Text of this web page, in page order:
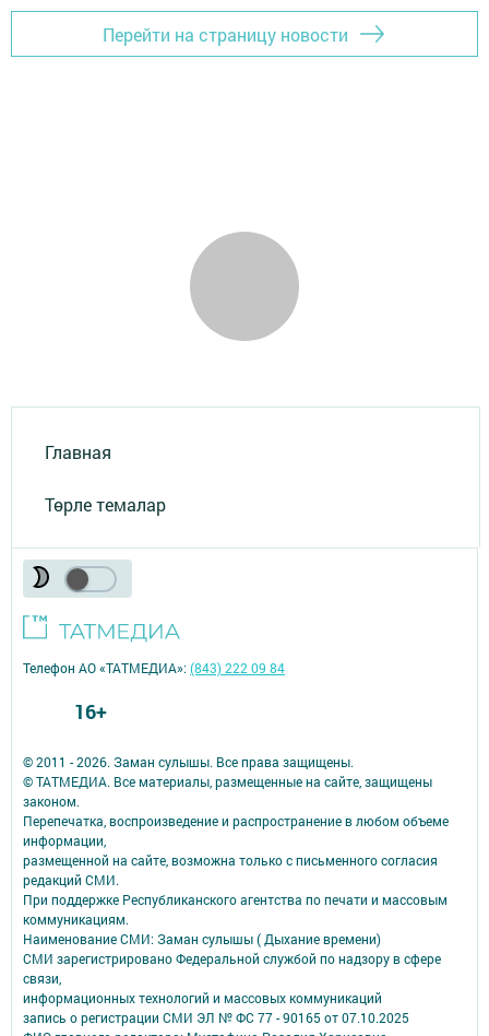
Перейти на страницу новости
Главная
Төрле темалар
© 2011 - 2026. Заман сулышы. Все права защищены.
© ТАТМЕДИА. Все материалы, размещенные на сайте, защищены
законом.
Перепечатка, воспроизведение и распространение в любом объеме
информации,
размещенной на сайте, возможна только с письменного согласия
редакций СМИ.
При поддержке Республиканского агентства по печати и массовым
коммуникациям.
Наименование СМИ: Заман сулышы ( Дыхание времени)
СМИ зарегистрировано Федеральной службой по надзору в сфере
связи,
информационных технологий и массовых коммуникаций
запись о регистрации СМИ ЭЛ № ФС 77 - 90165 от 07.10.2025
Телефон АО «ТАТМЕДИА»:(843) 222 09 84
16+